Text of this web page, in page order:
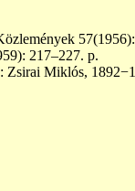
217–227. p.
Zsirai Miklós,